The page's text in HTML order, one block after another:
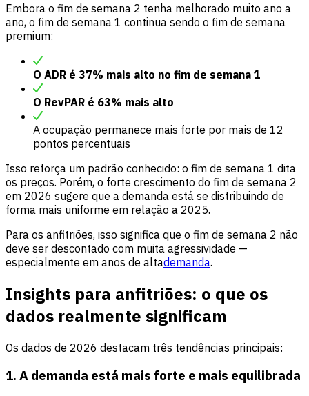
Embora o fim de semana 2 tenha melhorado muito ano a
ano, o fim de semana 1 continua sendo o fim de semana
premium:
O ADR é 37% mais alto no fim de semana 1
O RevPAR é 63% mais alto
A ocupação permanece mais forte por mais de 12
pontos percentuais
Isso reforça um padrão conhecido: o fim de semana 1 dita
os preços. Porém, o forte crescimento do fim de semana 2
em 2026 sugere que a demanda está se distribuindo de
forma mais uniforme em relação a 2025.
Para os anfitriões, isso significa que o fim de semana 2 não
deve ser descontado com muita agressividade —
especialmente em anos de altademanda.
Insights para anfitriões: o que os
dados realmente significam
Os dados de 2026 destacam três tendências principais:
1. A demanda está mais forte e mais equilibrada